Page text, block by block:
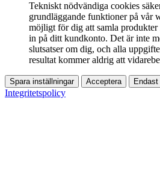
Tekniskt nödvändiga cookies
grundläggande funktioner på vår
möjligt för dig att samla
in på ditt kundkonto. Det är inte
slutsatser om dig, och alla
resultat kommer aldrig att
Spara inställningar Acceptera
Integritetspolicy